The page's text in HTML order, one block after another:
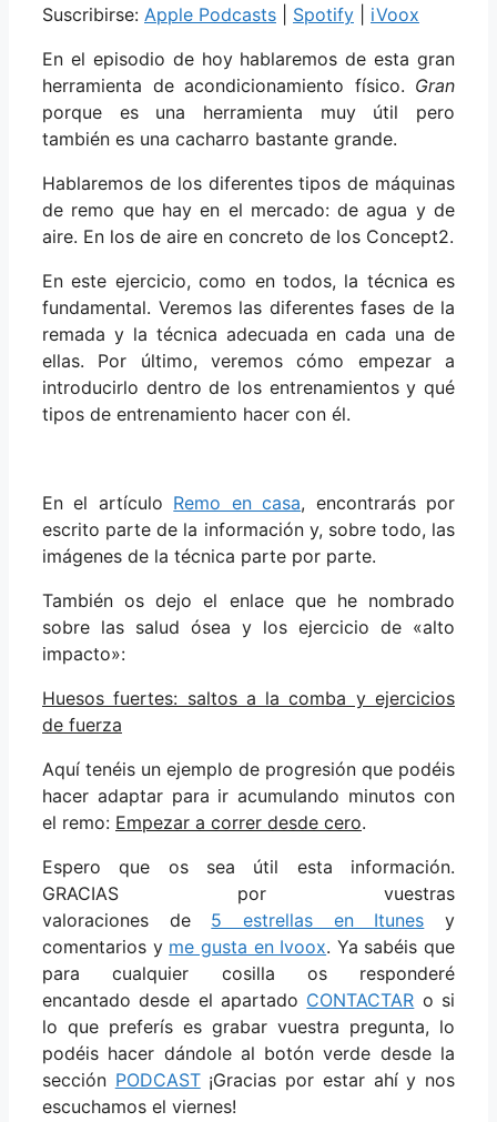
Suscribirse: Apple Podcasts Spotify
iVoox
En el episodio de hoy hablaremos de esta gran
herramienta de acondicionamiento físico. Gran
porque es una herramienta muy útil pero
también es una cacharro bastante grande.
Hablaremos de los diferentes tipos de máquinas
de remo que hay en el mercado: de agua y de
aire. En los de aire en concreto de los Concept2.
En este ejercicio, como en todos, la técnica es
fundamental. Veremos las diferentes fases de la
remada y la técnica adecuada en cada una de
ellas. Por último, veremos cómo empezar a
introducirlo dentro de los entrenamientos y qué
tipos de entrenamiento hacer con él.
En el artículo Remo en casa, encontrarás por
escrito parte de la información y, sobre todo, las
imágenes de la técnica parte por parte.
También os dejo el enlace que he nombrado
sobre las salud ósea y los ejercicio de «alto
impacto»:
Huesos fuertes: saltos a la comba y ejercicios
de fuerza
Aquí tenéis un ejemplo de progresión que podéis
hacer adaptar para ir acumulando minutos con
el remo: Empezar a correr desde cero.
Espero que os sea útil esta información.
GRACIAS por vuestras
valoraciones de 5 estrellas en Itunes y
comentarios y me gusta en Ivoox. Ya sabéis que
para cualquier cosilla os responderé
encantado desde el apartado CONTACTAR o si
lo que preferís es grabar vuestra pregunta, lo
podéis hacer dándole al botón verde desde la
sección PODCAST¡Gracias por estar ahí y nos
escuchamos el viernes!